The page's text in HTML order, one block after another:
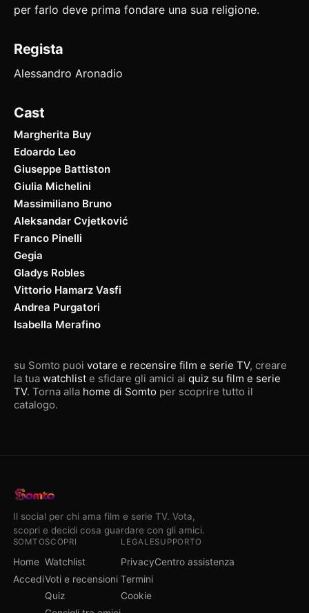
per farlo deve prima fondare una sua religione.
Regista
Alessandro Aronadio
Cast
Margherita Buy
Edoardo Leo
Giuseppe Battiston
Giulia Michelini
Massimiliano Bruno
Aleksandar Cvjetković
Franco Pinelli
Gegia
Gladys Robles
Vittorio Hamarz Vasfi
Andrea Purgatori
Isabella Merafino
su Somto puoi votare e recensire film e serie TV, creare
la tua watchlist e sfidare gli amici ai quiz su film e serie
TV. Torna alla home di Somto per scoprire tutto il
catalogo.
Il social per chi ama film e serie TV. Vota,
scopri e decidi cosa guardare con gli amici.
SOMTO
Home
Accedi
SCOPRI
Watchlist
Voti e recensioni
Quiz
LEGALE
Privacy
Termini
Cookie
SUPPORTO
Centro assistenza